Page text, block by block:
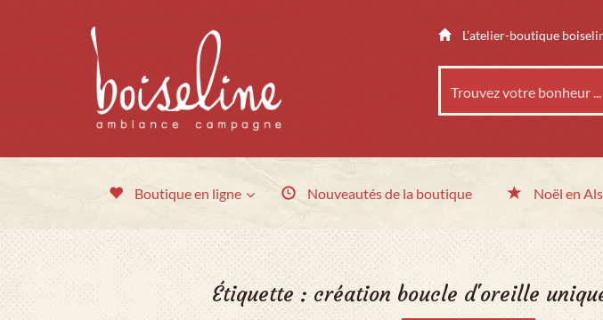
L’atelier-boutique
Boutique en ligne Nouveautésde la boutique Noël en
Étiquette : création boucle d'oreille